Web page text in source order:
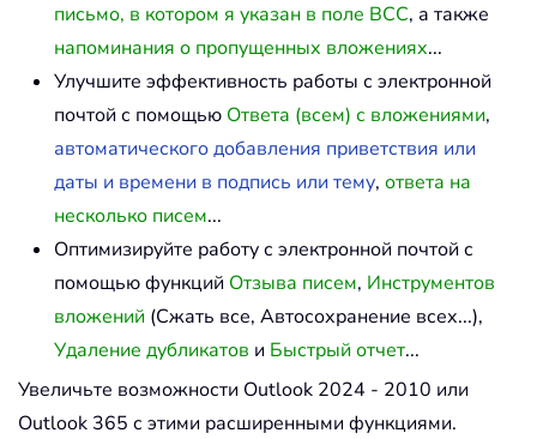
письмо, в котором я указан в поле BCC, а также
напоминания о пропущенных вложениях...
Улучшите эффективность работы с электронной
почтой с помощью Ответа (всем) с вложениями,
автоматического добавления приветствия или
даты и времени в подпись или тему, ответа на
несколько писем...
Оптимизируйте работу с электронной почтой с
помощью функций Отзыва писем, Инструментов
вложений (Сжать все, Автосохранение всех...),
Удаление дубликатов и Быстрый отчет...
Увеличьте возможности Outlook 2024 - 2010 или
Outlook 365 с этими расширенными функциями.